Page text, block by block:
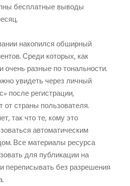
бесплатные выводы
накопился обширный
Среди которых, как
очень разные по тональности.
увидеть через личный
после регистрации,
от страны пользователя.
так что те, кому это
автоматическим
Все материалы ресурса
для публикации на
переписывать без разрешения